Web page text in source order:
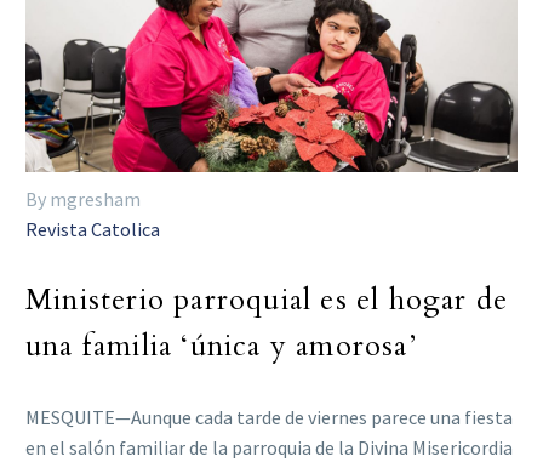
By mgresham
Revista Catolica
Ministerio parroquial es el hogar de
una familia ‘única y amorosa’
MESQUITE—Aunque cada tarde de viernes parece una fiesta
en el salón familiar de la parroquia de la Divina Misericordia